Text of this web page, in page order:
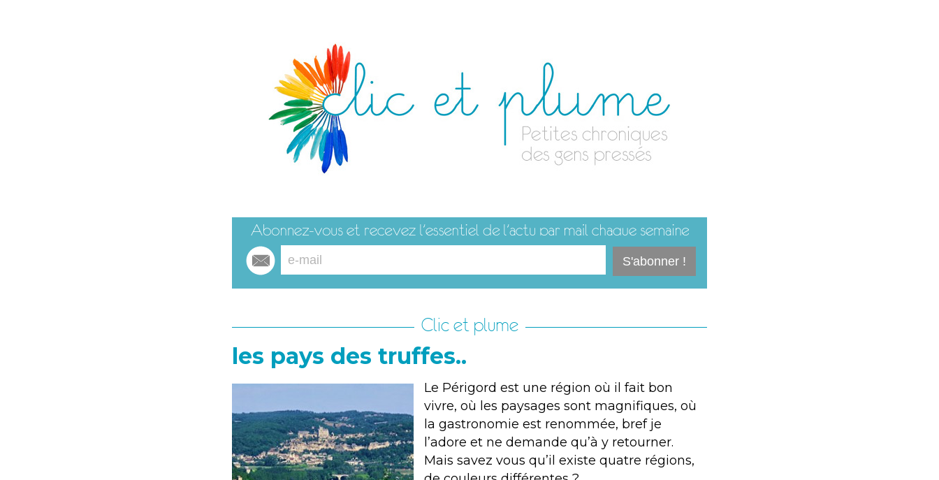
Clic et plume
les pays des truffes..
Le Périgord est une région où il fait bon
vivre, où les paysages sont magnifiques, où
la gastronomie est renommée, bref je
l’adore et ne demande qu’à y retourner.
Mais savez vous qu’il existe quatre régions,